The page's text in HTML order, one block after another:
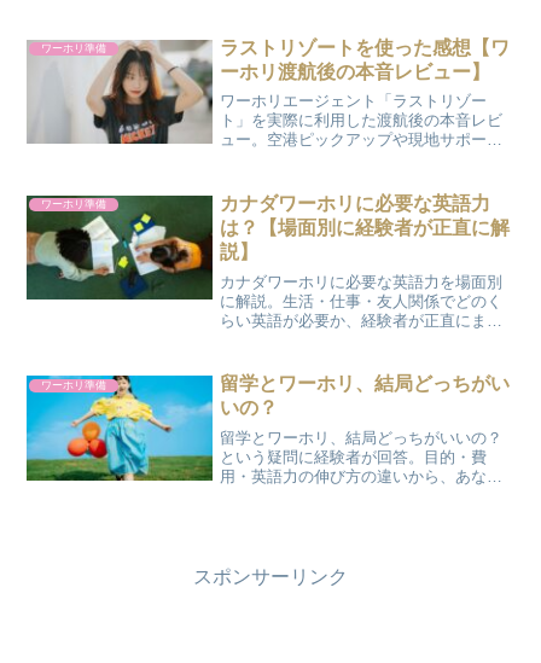
ワーホリ準備
ラストリゾートを使った感想【ワ
ーホリ渡航後の本音レビュー】
ワーホリエージェント「ラストリゾー
ト」を実際に利用した渡航後の本音レビ
ュー。空港ピックアップや現地サポー
ワーホリ準備
カナダワーホリに必要な英語力
は？【場面別に経験者が正直に解
説】
カナダワーホリに必要な英語力を場面別
に解説。生活・仕事・友人関係でどのく
らい英語が必要か、経験者が正直にまと
ワーホリ準備
留学とワーホリ、結局どっちがい
いの？
留学とワーホリ、結局どっちがいいの？
という疑問に経験者が回答。目的・費
用・英語力の伸び方の違いから、あなた
スポンサーリンク